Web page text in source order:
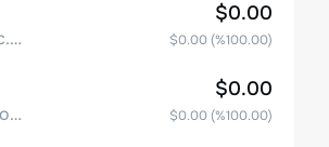
Alphabet Inc. Class C Capital Stock
$0.00
$0.00(%100.00)
Microsoft Corp
$0.00
$0.00(%100.00)